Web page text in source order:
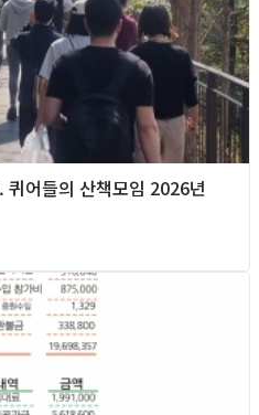
어들의 산책모임 2026년